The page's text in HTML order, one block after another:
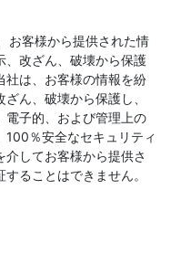
お客様から提供された情
、改ざん、破壊から保護
社は、お客様の情報を紛
ん、破壊から保護し、
電子的、および管理上の
％安全なセキュリティ
してお客様から提供さ
ることはできません。